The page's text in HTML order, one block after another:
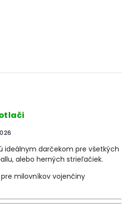
ideálnym darčekom pre všetkých
alebo herných strieľačiek.
milovníkov vojenčiny